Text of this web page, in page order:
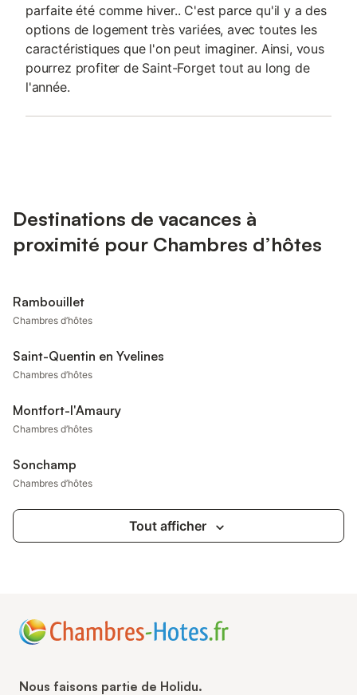
parfaite été comme hiver.. C'est parce qu'il y a des
options de logement très variées, avec toutes les
caractéristiques que l'on peut imaginer. Ainsi, vous
pourrez profiter de Saint-Forget tout au long de
l'année.
Destinations de vacances à
proximité pour Chambres d’hôtes
Rambouillet
Chambres d’hôtes
Saint-Quentin en Yvelines
Chambres d’hôtes
Montfort-l'Amaury
Chambres d’hôtes
Sonchamp
Chambres d’hôtes
Tout afficher
Nous faisons partie de Holidu.